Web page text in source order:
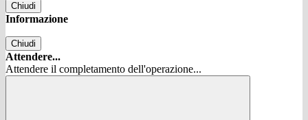
Chiudi
Informazione
Chiudi
Attendere...
Attendere il completamento dell'operazione...